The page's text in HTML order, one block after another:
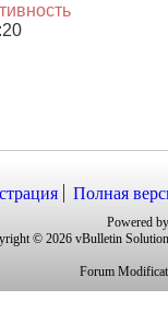
Полная
Powered by
© 2026 vBulletin
Forum